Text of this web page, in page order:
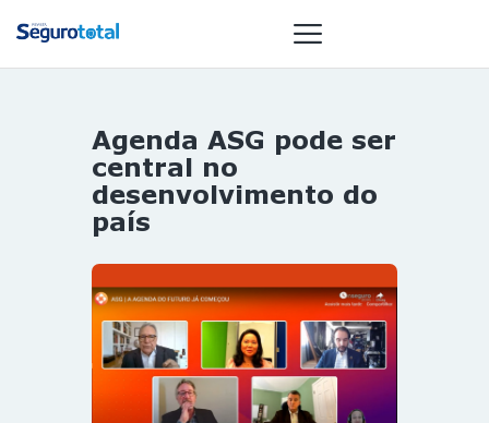
NOTÍCIAS
REVISTA
ESPECIAIS
OURO
ST SUMMIT
MULHERES
GESTORAS
HOMEST
Agenda ASG pode ser
central no
desenvolvimento do
país